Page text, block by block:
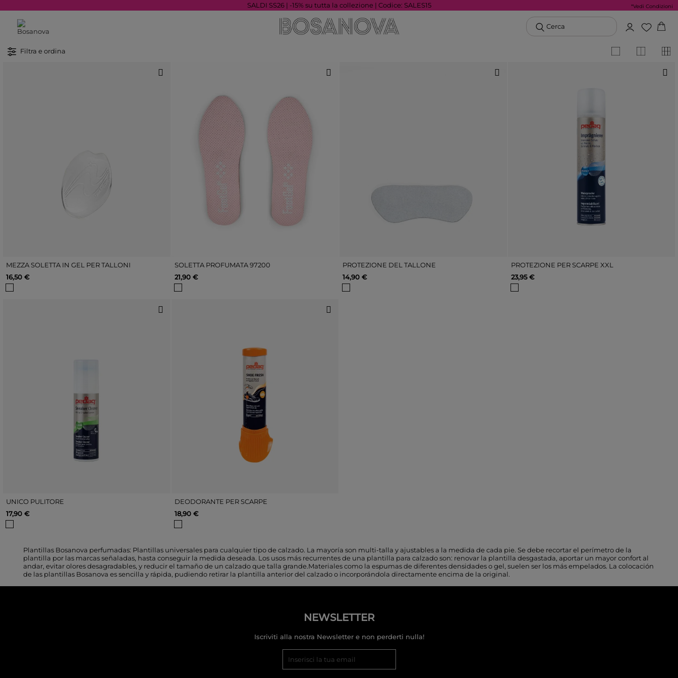
SALDI SS26 | -15% su tutta la collezione | Codice: SALES15 *Vedi Condizioni
Cerca
Filtra e ordina
MEZZA SOLETTA IN GEL PER TALLONI
16,50 €
SOLETTA PROFUMATA 97200
21,90 €
PROTEZIONE DEL TALLONE
14,90 €
PROTEZIONE PER SCARPE XXL
23,95 €
UNICO PULITORE
17,90 €
DEODORANTE PER SCARPE
18,90 €
Plantillas Bosanova perfumadas: Plantillas universales para cualquier tipo de calzado. La mayoría son multi-talla y ajustables a la medida de cada pie. Se debe recortar el perímetro de la
plantilla por las marcas señaladas, hasta conseguir la medida deseada. Los usos más recurrentes de una plantilla para calzado son: renovar la plantilla desgastada, aportar un mayor confort al
andar, evitar olores desagradables, y reducir el tamaño de un calzado que talla grande.Materiales como la espumas de diferentes densidades o gel, suelen ser los más empelados. La colocación
de las plantillas Bosanova es sencilla y rápida, pudiendo retirar la plantilla anterior del calzado o incorporándola directamente encima de la original.
NEWSLETTER
Iscriviti alla nostra Newsletter e non perderti nulla!